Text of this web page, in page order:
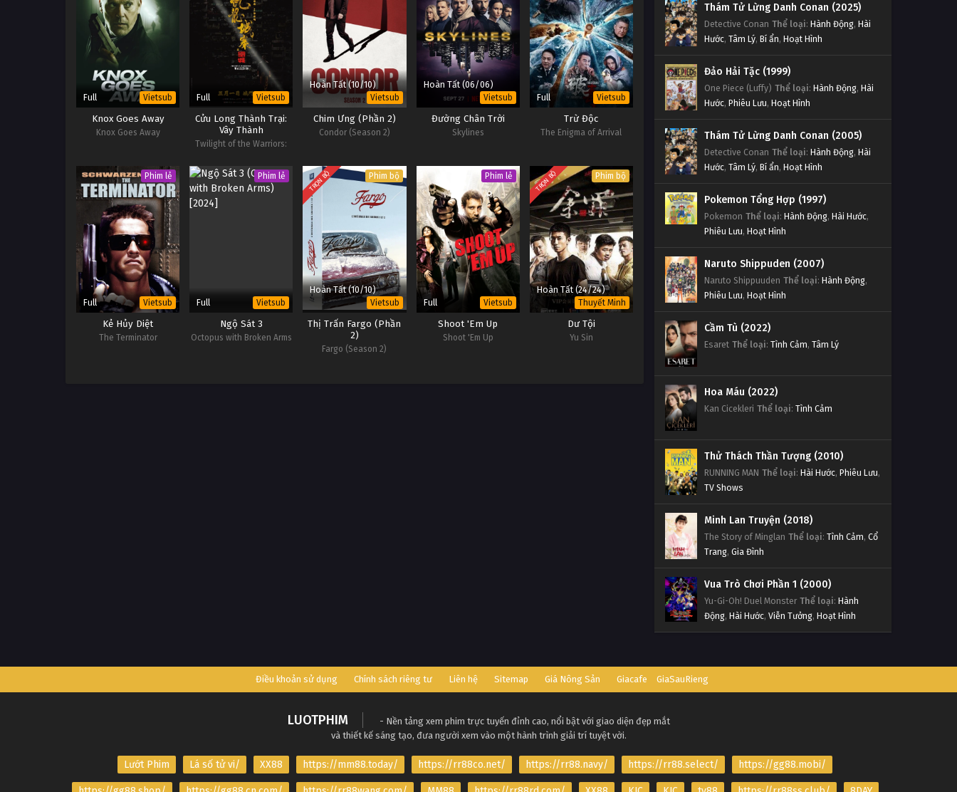
Full Vietsub
Knox Goes Away
Knox Goes Away
Full Vietsub
Cửu Long Thành Trại:
Vây Thành
Twilight of the Warriors:
Hoàn Tất (10/10)
Vietsub
Chim Ưng (Phần 2)
Condor (Season 2)
Hoàn Tất (06/06)
Vietsub
Đường Chân Trời
Skylines
Full Vietsub
Trừ Độc
The Enigma of Arrival
Phim lẻ
Full Vietsub
Kẻ Hủy Diệt
The Terminator
Phim lẻ
Full Vietsub
Ngộ Sát 3
Octopus with Broken Arms
TRỌN BỘ Phim bộ
Hoàn Tất (10/10)
Vietsub
Thị Trấn Fargo (Phần
2)
Fargo (Season 2)
Phim lẻ
Full Vietsub
Shoot 'Em Up
Shoot 'Em Up
TRỌN BỘ Phim bộ
Hoàn Tất (24/24)
Thuyết Minh
Dư Tội
Yu Sin
Thám Tử Lừng Danh Conan (2025)
Detective Conan Thể loại: Hành Động, Hài
Hước, Tâm Lý, Bí ẩn, Hoạt Hình
Đảo Hải Tặc (1999)
One Piece (Luffy) Thể loại: Hành Động, Hài
Hước, Phiêu Lưu, Hoạt Hình
Thám Tử Lừng Danh Conan (2005)
Detective Conan Thể loại: Hành Động, Hài
Hước, Tâm Lý, Bí ẩn, Hoạt Hình
Pokemon Tổng Hợp (1997)
Pokemon Thể loại: Hành Động, Hài Hước,
Phiêu Lưu, Hoạt Hình
Naruto Shippuden (2007)
Naruto Shippuuden Thể loại: Hành Động,
Phiêu Lưu, Hoạt Hình
Cầm Tù (2022)
Esaret Thể loại: Tình Cảm, Tâm Lý
Hoa Máu (2022)
Kan Cicekleri Thể loại: Tình Cảm
Thử Thách Thần Tượng (2010)
RUNNING MAN Thể loại: Hài Hước, Phiêu Lưu,
TV Shows
Minh Lan Truyện (2018)
The Story of Minglan Thể loại: Tình Cảm, Cổ
Trang, Gia Đình
Vua Trò Chơi Phần 1 (2000)
Yu-Gi-Oh! Duel Monster Thể loại: Hành
Động, Hài Hước, Viễn Tưởng, Hoạt Hình
Điều khoản sử dụng Chính sách riêng tư Liên hệ Sitemap Giá Nông Sản Giacafe GiaSauRieng
LUOTPHIM
- Nền tảng xem phim trực tuyến đỉnh cao, nổi bật với giao diện đẹp mắt
và thiết kế sáng tạo, đưa người xem vào một hành trình giải trí tuyệt vời.
Lướt Phim Lá số tử vi/ XX88 https://mm88.today/ https://rr88co.net/ https://rr88.navy/ https://rr88.select/ https://gg88.mobi/